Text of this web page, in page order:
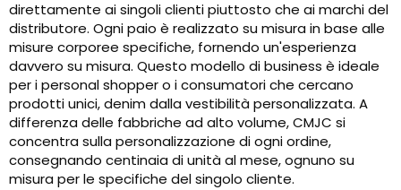
direttamente ai singoli clienti piuttosto che ai marchi del
distributore. Ogni paio è realizzato su misura in base alle
misure corporee specifiche, fornendo un'esperienza
davvero su misura. Questo modello di business è ideale
per i personal shopper o i consumatori che cercano
prodotti unici, denim dalla vestibilità personalizzata. A
differenza delle fabbriche ad alto volume, CMJC si
concentra sulla personalizzazione di ogni ordine,
consegnando centinaia di unità al mese, ognuno su
misura per le specifiche del singolo cliente.